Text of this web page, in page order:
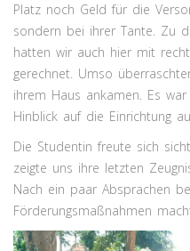
Platz noch Geld für die
sondern bei ihrer Tante. Zu
hatten wir auch hier mit
gerechnet. Umso
ihrem Haus ankamen. Es
Hinblick auf die Einrichtung
Die Studentin freute sich
zeigte uns ihre letzten
Nach ein paar Absprachen
Förderungsmaßnahmen